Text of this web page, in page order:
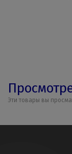
Эти товары вы